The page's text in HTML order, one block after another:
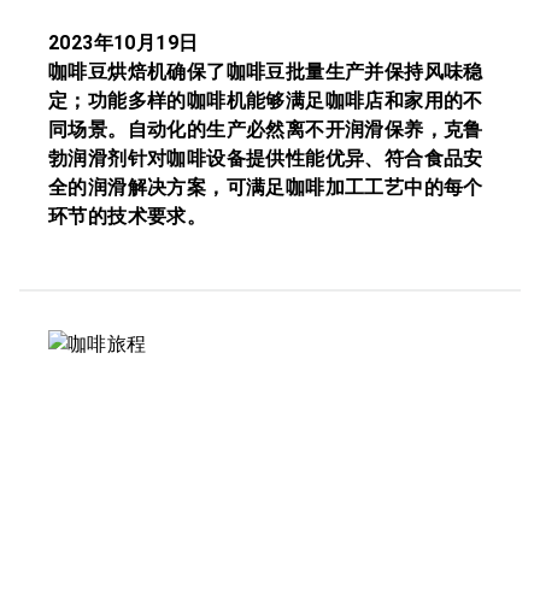
2023年10月19日
咖啡豆烘焙机确保了咖啡豆批量生产并保持风味稳
定；功能多样的咖啡机能够满足咖啡店和家用的不
同场景。自动化的生产必然离不开润滑保养，克鲁
勃润滑剂针对咖啡设备提供性能优异、符合食品安
全的润滑解决方案，可满足咖啡加工工艺中的每个
环节的技术要求。